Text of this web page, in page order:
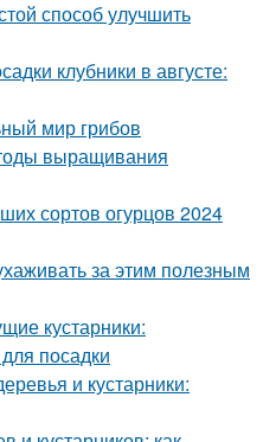
способ улучшить
клубники в августе:
мир грибов
выращивания
сортов огурцов 2024
за этим полезным
кустарники:
посадки
и кустарники: